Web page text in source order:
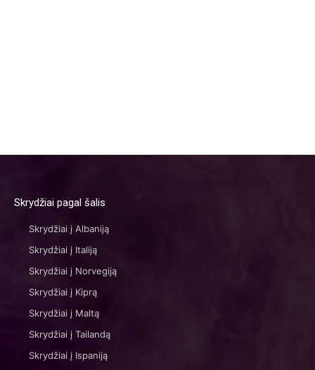
Skrydžiai pagal šalis
Skrydžiai į Albaniją
Skrydžiai į Italiją
Skrydžiai į Norvegiją
Skrydžiai į Kiprą
Skrydžiai į Maltą
Skrydžiai į Tailandą
Skrydžiai į Ispaniją